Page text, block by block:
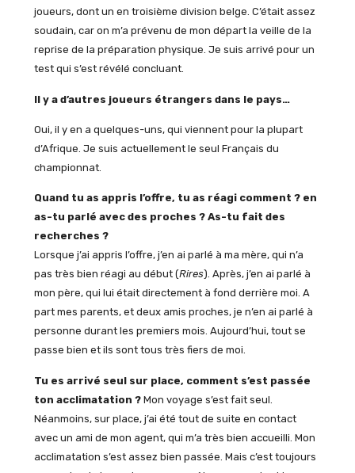
joueurs, dont un en troisième division belge. C’était assez
soudain, car on m’a prévenu de mon départ la veille de la
reprise de la préparation physique. Je suis arrivé pour un
test qui s’est révélé concluant.
Il y a d’autres joueurs étrangers dans le pays…
Oui, il y en a quelques-uns, qui viennent pour la plupart
d’Afrique. Je suis actuellement le seul Français du
championnat.
Quand tu as appris l’offre, tu as réagi comment ? en
as-tu parlé avec des proches ? As-tu fait des
recherches ?
Lorsque j’ai appris l’offre, j’en ai parlé à ma mère, qui n’a
pas très bien réagi au début (Rires). Après, j’en ai parlé à
mon père, qui lui était directement à fond derrière moi. A
part mes parents, et deux amis proches, je n’en ai parlé à
personne durant les premiers mois. Aujourd’hui, tout se
passe bien et ils sont tous très fiers de moi.
Tu es arrivé seul sur place, comment s’est passée
ton acclimatation ?Mon voyage s’est fait seul.
Néanmoins, sur place, j’ai été tout de suite en contact
avec un ami de mon agent, qui m’a très bien accueilli. Mon
acclimatation s’est assez bien passée. Mais c’est toujours